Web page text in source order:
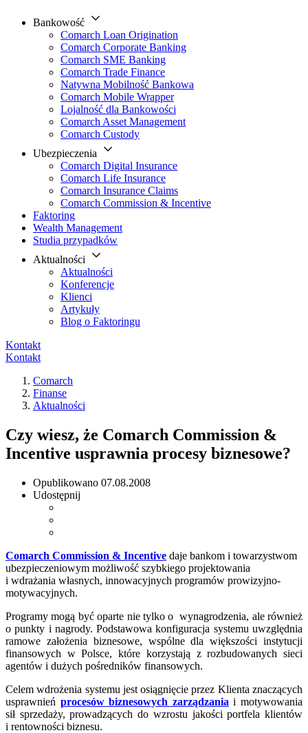
Bankowość
Comarch Loan Origination
Comarch Corporate Banking
Comarch SME Banking
Comarch Trade Finance
Natywna Mobilność Bankowa
Comarch Mobile Wrapper
Lojalność dla Bankowości
Comarch Asset Management
Comarch Custody
Ubezpieczenia
Comarch Digital Insurance
Comarch Life Insurance
Comarch Insurance Claims
Comarch Commission & Incentive
Faktoring
Wealth Management
Studia przypadków
Aktualności
Aktualności
Konferencje
Klienci
Artykuły
Blog o Faktoringu
Kontakt
Kontakt
Comarch
Finanse
Aktualności
Czy wiesz, że Comarch Commission &
Incentive usprawnia procesy biznesowe?
Opublikowano 07.08.2008
Udostępnij
Comarch Commission & Incentive daje bankom i towarzystwom
ubezpieczeniowym możliwość szybkiego projektowania
i wdrażania własnych, innowacyjnych programów prowizyjno-
motywacyjnych.
Programy mogą być oparte nie tylko o wynagrodzenia, ale również
o punkty i nagrody. Podstawowa konfiguracja systemu uwzględnia
ramowe założenia biznesowe, wspólne dla większości instytucji
finansowych w Polsce, które korzystają z rozbudowanych sieci
agentów i dużych pośredników finansowych.
Celem wdrożenia systemu jest osiągnięcie przez Klienta znaczących
usprawnień procesów biznesowych zarządzania i motywowania
sił sprzedaży, prowadzących do wzrostu jakości portfela klientów
i rentowności biznesu.